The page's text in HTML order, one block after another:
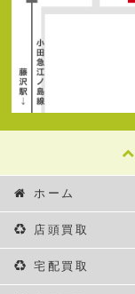
ホーム
店頭買取
宅配買取